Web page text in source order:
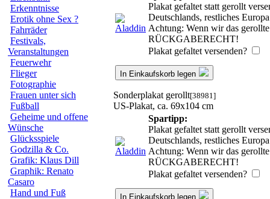
Erkenntnisse
Erotik ohne Sex ?
Fahrräder
Festivals,
Veranstaltungen
Feuerwehr
Flieger
Fotographie
Frauen unter sich
Fußball
Geheime und offene
Wünsche
Glücksspiele
Godzilla & Co.
Grafik: Klaus Dill
Graphik: Renato
Casaro
Hand und Fuß
Plakat gefaltet statt gerollt
Deutschlands, restliches
Achtung: Wenn wir das
RÜCKGABERECHT!
Plakat gefaltet versenden?
In Einkaufskorb legen
Sonderplakat gerollt[38981]
US-Plakat, ca. 69x104 cm
Spartipp:
Plakat gefaltet statt gerollt
Deutschlands, restliches
Achtung: Wenn wir das
RÜCKGABERECHT!
Plakat gefaltet versenden?
In Einkaufskorb legen